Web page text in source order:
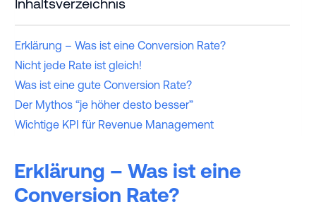
Erklärung – Was ist eine Conversion Rate?
Nicht jede Rate ist gleich!
Was ist eine gute Conversion Rate?
Der Mythos “je höher desto besser”
Wichtige KPI für Revenue Management
Erklärung – Was ist eine
Conversion Rate?